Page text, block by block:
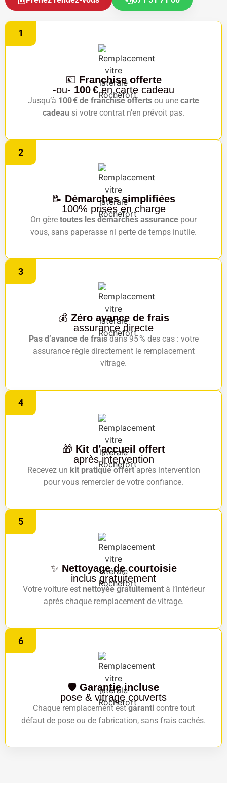
1
💶 Franchise offerte
-ou- 100 €en carte cadeau
Jusqu’à 100 € de franchise offerts ou une carte
cadeau si votre contrat n’en prévoit pas.
2
📝 Démarches simplifiées
100% prises en charge
On gère toutes les démarches assurance pour
vous, sans paperasse ni perte de temps inutile.
3
💰 Zéro avance de frais
assurance directe
Pas d’avance de fraisdans 95 % des cas : votre
assurance règle directement le remplacement
vitrage.
4
🎁 Kit d’accueil offert
après intervention
Recevez un kit pratique offertaprès intervention
pour vous remercier de votre confiance.
5
✨ Nettoyage de courtoisie
inclus gratuitement
Votre voiture est nettoyée gratuitementà l’intérieur
après chaque remplacement de vitrage.
6
🛡️ Garantie incluse
pose & vitrage couverts
Chaque remplacement estgaranticontre tout
défaut de pose ou de fabrication, sans frais cachés.